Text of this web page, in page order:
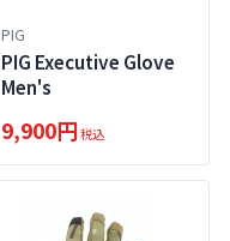
PIG
PIG Executive Glove
Men's
9,900円税込